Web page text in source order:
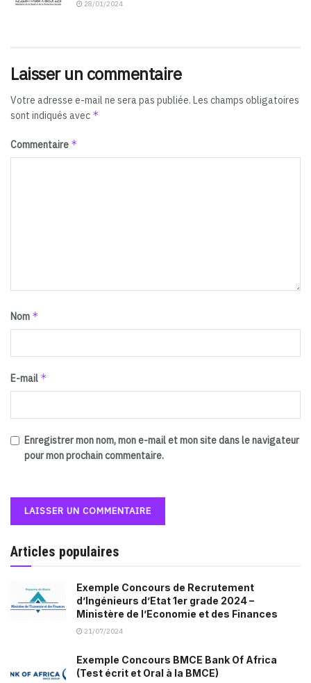
28/01/2024
Laisser un commentaire
Votre adresse e-mail ne sera pas publiée. Les champs obligatoires
sont indiqués avec *
Commentaire *
Nom *
E-mail *
Enregistrer mon nom, mon e-mail et mon site dans le navigateur
pour mon prochain commentaire.
Articles populaires
Exemple Concours de Recrutement
d’Ingénieurs d’Etat 1er grade 2024 –
Ministère de l’Economie et des Finances
21/07/2024
Exemple Concours BMCE Bank Of Africa
(Test écrit et Oral à la BMCE)